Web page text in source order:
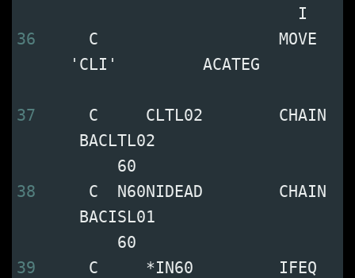
I
36
C                   MOVE
'CLI'         ACATEG
37
C     CLTL02        CHAIN
BACLTL02
38
C  N60NIDEAD        CHAIN
BACISL01
60
39
C     *IN60         IFEQ